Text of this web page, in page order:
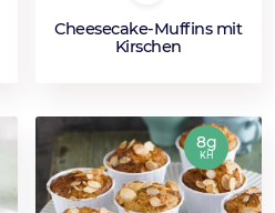
Cheesecake-Muffins mit
Kirschen
8g
KH